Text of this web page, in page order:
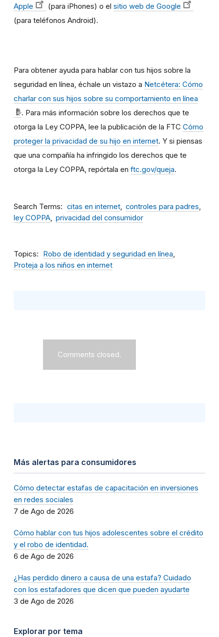
Apple (para iPhones) o el sitio web de Google
(para teléfonos Android).
Para obtener ayuda para hablar con tus hijos sobre la
seguridad en línea, échale un vistazo a Netcétera: Cómo
charlar con sus hijos sobre su comportamiento en línea
. Para más información sobre los derechos que te
otorga la Ley COPPA, lee la publicación de la FTC Cómo
proteger la privacidad de su hijo en internet. Y si piensas
que una compañía ha infringido los derechos que te
otorga la Ley COPPA, repórtala en ftc.gov/queja.
Search Terms citas en internet
controles para padres
ley COPPA
privacidad del consumidor
Topics
Robo de identidad y seguridad en línea
Proteja a los niños en internet
Comments closed.
Más alertas para consumidores
Cómo detectar estafas de capacitación en inversiones
en redes sociales
7 de Ago de 2026
Cómo hablar con tus hijos adolescentes sobre el crédito
y el robo de identidad.
6 de Ago de 2026
¿Has perdido dinero a causa de una estafa? Cuidado
con los estafadores que dicen que pueden ayudarte
3 de Ago de 2026
Explorar por tema